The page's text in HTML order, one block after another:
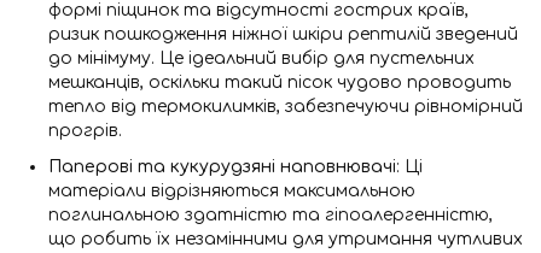
формі піщинок та відсутності гострих країв,
ризик пошкодження ніжної шкіри рептилій зведений
до мінімуму. Це ідеальний вибір для пустельних
мешканців, оскільки такий пісок чудово проводить
тепло від термокилимків, забезпечуючи рівномірний
прогрів.
Паперові та кукурудзяні наповнювачі: Ці
матеріали відрізняються максимальною
поглинальною здатністю та гіпоалергенністю,
що робить їх незамінними для утримання чутливих